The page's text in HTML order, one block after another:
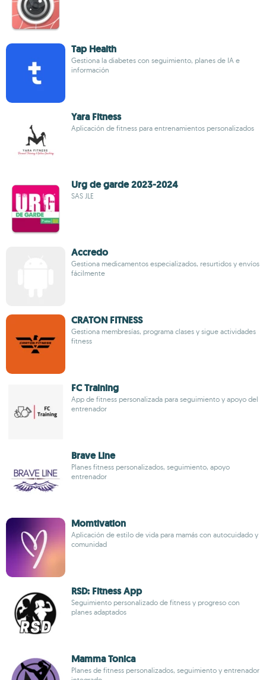
Tap Health
Gestiona la diabetes con seguimiento, planes de IA e
información
Yara Fitness
Aplicación de fitness para entrenamientos personalizados
Urg de garde 2023-2024
SAS JLE
Accredo
Gestiona medicamentos especializados, resurtidos y envíos
fácilmente
CRATON FITNESS
Gestiona membresías, programa clases y sigue actividades
fitness
FC Training
App de fitness personalizada para seguimiento y apoyo del
entrenador
Brave Line
Planes fitness personalizados, seguimiento, apoyo
entrenador
Momtivation
Aplicación de estilo de vida para mamás con autocuidado y
comunidad
RSD: Fitness App
Seguimiento personalizado de fitness y progreso con
planes adaptados
Mamma Tonica
Planes de fitness personalizados, seguimiento y entrenador